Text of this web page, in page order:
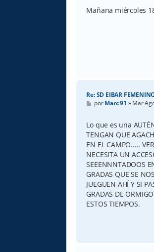
s
a
Mañana miércoles
Re: SD EIBAR
M
e
s
a
j
e
porMarc 91 »Mar
Lo que es una
TENGAN QUE
EN EL CAMPO.....
NECESITA UN
SEEENNNTADOOS
GRADAS QUE SE
JUEGUEN AHÍ Y SI
GRADAS DE
ESTOS TIEMPOS.